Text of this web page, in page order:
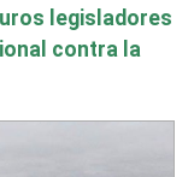
legisladores
contra la